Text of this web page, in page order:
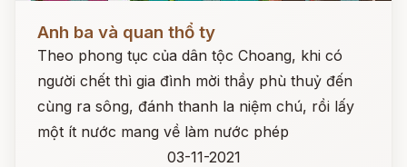
Anh ba và quan thổ ty
Theo phong tục của dân tộc Choang, khi có
người chết thì gia đình mời thầy phù thuỷ đến
cùng ra sông, đánh thanh la niệm chú, rồi lấy
một ít nước mang về làm nước phép
03-11-2021